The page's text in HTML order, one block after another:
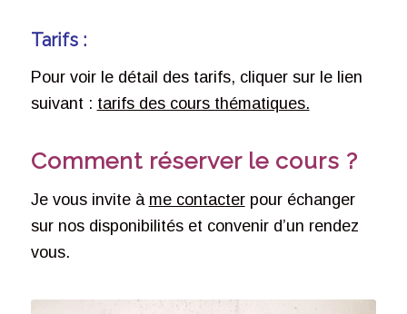
Tarifs :
Pour voir le détail des tarifs, cliquer sur le lien
suivant : tarifs des cours thématiques.
Comment réserver le cours ?
Je vous invite à me contacterpour échanger
sur nos disponibilités et convenir d’un rendez
vous.